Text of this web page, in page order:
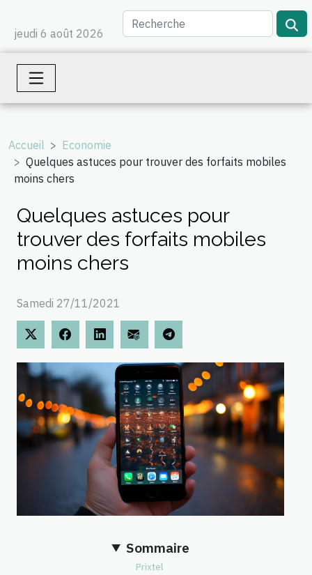
jeudi 6 août 2026
Accueil
Economie
Quelques astuces pour trouver des forfaits mobiles
moins chers
Quelques astuces pour
trouver des forfaits mobiles
moins chers
Samedi 27/11/2021
Sommaire
Prixtel